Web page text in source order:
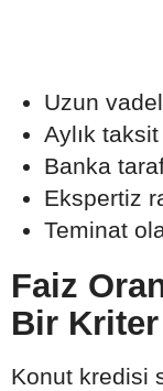
Uzun
Aylık
Banka
Ekspertiz
Teminat
Faiz
Bir
Konut kredisi